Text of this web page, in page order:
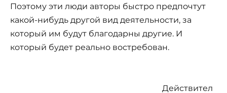
Поэтому эти люди авторы быстро предпочтут
какой-нибудь другой вид деятельности, за
который им будут благодарны другие. И
который будет реально востребован.
Действител